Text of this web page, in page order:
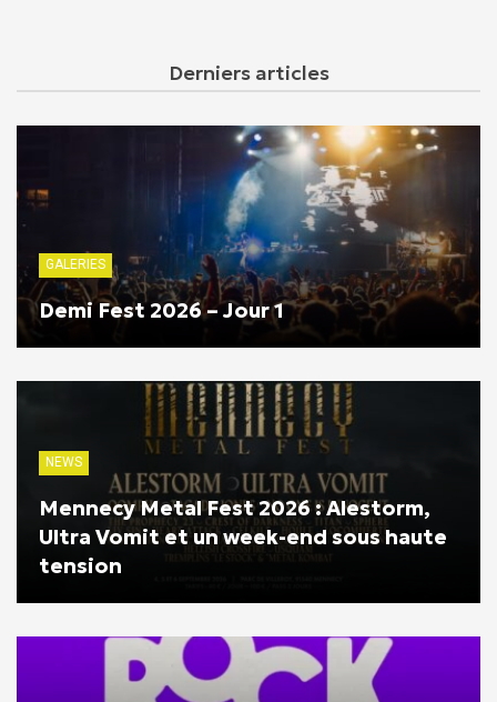
Derniers articles
GALERIES
Demi Fest 2026 – Jour 1
NEWS
Mennecy Metal Fest 2026 : Alestorm,
Ultra Vomit et un week-end sous haute
tension